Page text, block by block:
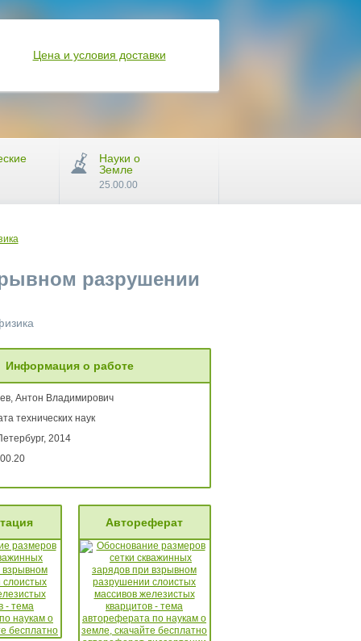
разрушении
Информация о работе
Антон Владимирович
технических наук
2014
Автореферат
Цена и условия доставки
Науки о
Земле
25.00.00